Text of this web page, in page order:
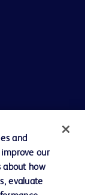
and
our
about how
evaluate